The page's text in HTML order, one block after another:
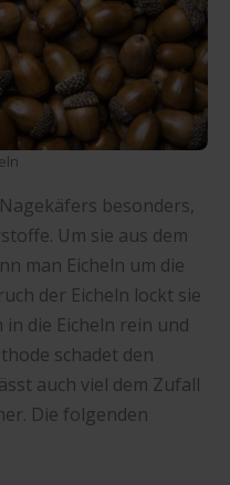
besonders,
Um sie aus dem
man Eicheln um die
der Eicheln lockt sie
die Eicheln rein und
schadet den
auch viel dem Zufall
Die folgenden